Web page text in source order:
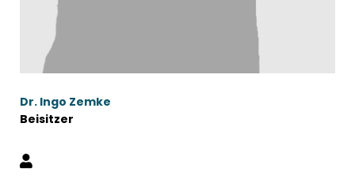
Dr. Ingo Zemke
Beisitzer